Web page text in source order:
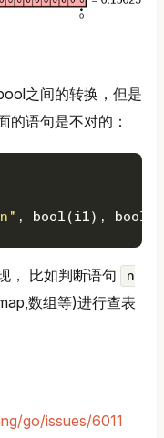
之间的转换，但是
的语句是不对的：
, bool(i1), bool
， 比如判断语句
n
数组等)进行查表
go/issues/6011